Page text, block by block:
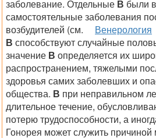
заболевание. Отдельные В были
самостоятельные заболевания
возбудителей (см.
Венерология
В способствуют случайные
значение В определяется их
распространением, тяжелыми
здоровья самих заболевших и
общества. В при неправильном
длительное течение,
потерю трудоспособности, а
Гонорея может служить причиной